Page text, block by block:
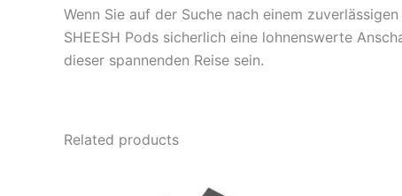
Wenn Sie auf der Suche nach einem
SHEESH Pods sicherlich eine lohnenswerte
dieser spannenden Reise sein.
Related products